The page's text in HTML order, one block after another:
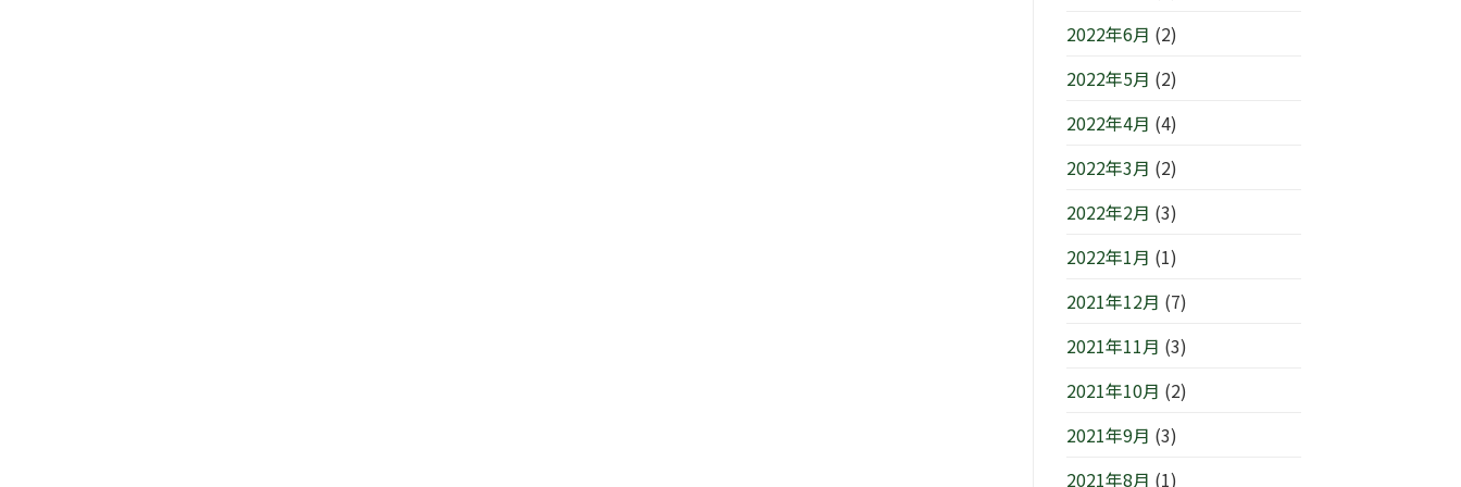
2022年6月 (2)
2022年5月 (2)
2022年4月 (4)
2022年3月 (2)
2022年2月 (3)
2022年1月 (1)
2021年12月 (7)
2021年11月 (3)
2021年10月 (2)
2021年9月 (3)
2021年8月 (1)